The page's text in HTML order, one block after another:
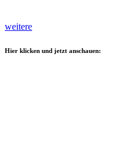
weitere
Hier klicken und jetzt anschauen: